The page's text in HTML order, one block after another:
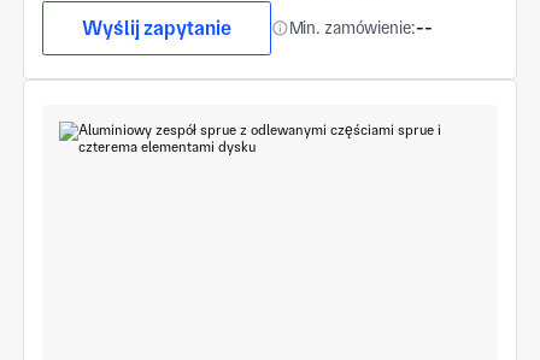
Wyślij zapytanie Min. zamówienie:--